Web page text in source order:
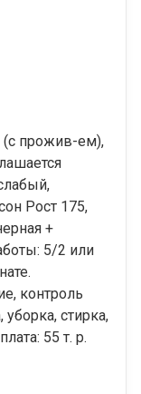
(с прожив-ем),
Рост 175,
+
5/2 или
контроль
уборка, стирка,
55 т. р.